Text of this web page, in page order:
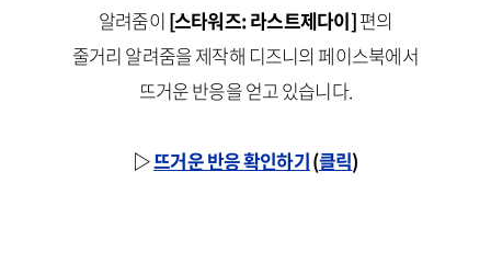
알려줌이 [스타워즈: 라스트제다이]편의
줄거리 알려줌을 제작해 디즈니의 페이스북에서
뜨거운 반응을 얻고 있습니다.
▷뜨거운 반응 확인하기(클릭)